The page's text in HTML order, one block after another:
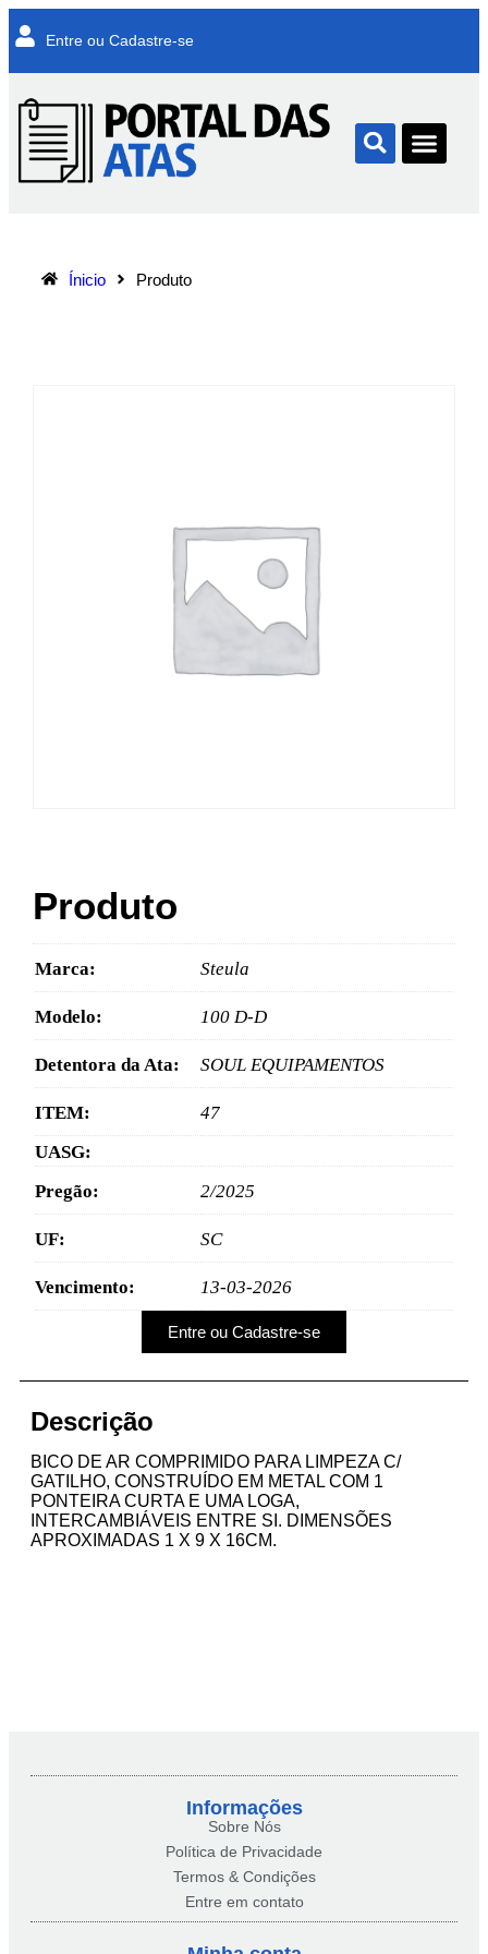
Entre ou Cadastre-se
Ínicio Produto
Produto
Marca: Steula
Modelo: 100 D-D
Detentora da Ata: SOUL EQUIPAMENTOS
ITEM:
47
UASG:
Pregão:
2/2025
UF: SC
Vencimento: 13-03-2026
Entre ou Cadastre-se
Descrição
BICO DE AR COMPRIMIDO PARA LIMPEZA C/
GATILHO, CONSTRUÍDO EM METAL COM 1
PONTEIRA CURTA E UMA LOGA,
INTERCAMBIÁVEIS ENTRE SI. DIMENSÕES
APROXIMADAS 1 X 9 X 16CM.
Informações
Sobre Nós
Política de Privacidade
Termos & Condições
Entre em contato